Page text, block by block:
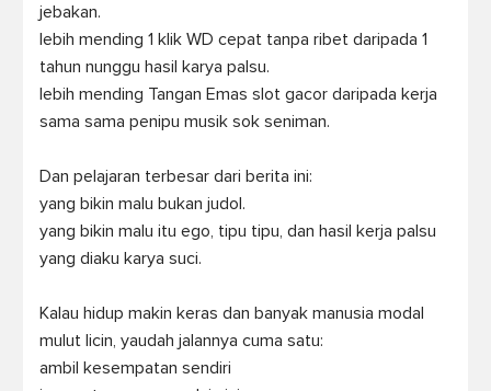
jebakan.
lebih mending 1 klik WD cepat tanpa ribet daripada 1
tahun nunggu hasil karya palsu.
lebih mending Tangan Emas slot gacor daripada kerja
sama sama penipu musik sok seniman.
Dan pelajaran terbesar dari berita ini:
yang bikin malu bukan judol.
yang bikin malu itu ego, tipu tipu, dan hasil kerja palsu
yang diaku karya suci.
Kalau hidup makin keras dan banyak manusia modal
mulut licin, yaudah jalannya cuma satu:
ambil kesempatan sendiri